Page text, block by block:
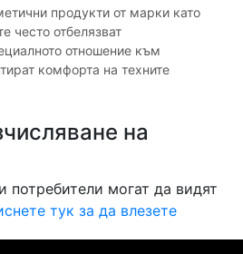
продукти от марки като
често отбелязват
отношение към
комфорта на техните
на
потребители могат да видят
тук за да влезете